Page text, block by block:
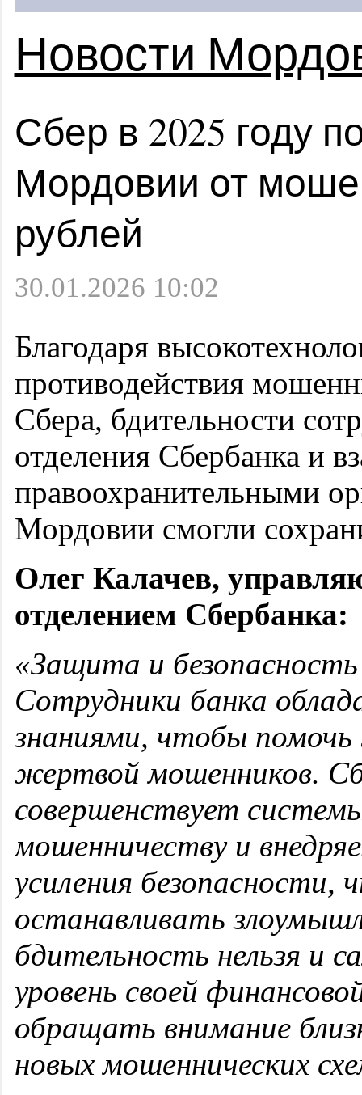
Новости
Сбер в 2025 году
Мордовии от
рублей
30.01.2026 10:02
Благодаря
противодействия
Сбера, бдительности
отделения Сбербанка и
правоохранительными
Мордовии смогли
Олег Калачев,
отделением Сбербанка:
«Защита и
Сотрудники банка
знаниями, чтобы
жертвой мошенников.
совершенствует
мошенничеству и
усиления безопасности,
останавливать
бдительность нельзя
уровень своей
обращать внимание
новых мошеннических